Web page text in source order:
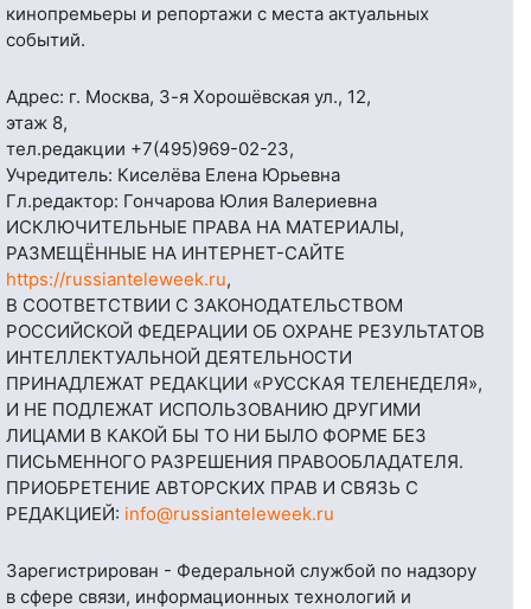
кинопремьеры и репортажи с места актуальных
событий.
Адрес: г. Москва, 3-я Хорошёвская ул., 12,
этаж 8,
тел.редакции +7(495)969-02-23,
Учредитель: Киселёва Елена Юрьевна
Гл.редактор: Гончарова Юлия Валериевна
ИСКЛЮЧИТЕЛЬНЫЕ ПРАВА НА МАТЕРИАЛЫ,
РАЗМЕЩЁННЫЕ НА ИНТЕРНЕТ-САЙТЕ
https://russianteleweek.ru,
В СООТВЕТСТВИИ С ЗАКОНОДАТЕЛЬСТВОМ
РОССИЙСКОЙ ФЕДЕРАЦИИ ОБ ОХРАНЕ РЕЗУЛЬТАТОВ
ИНТЕЛЛЕКТУАЛЬНОЙ ДЕЯТЕЛЬНОСТИ
ПРИНАДЛЕЖАТ РЕДАКЦИИ «РУССКАЯ ТЕЛЕНЕДЕЛЯ»,
И НЕ ПОДЛЕЖАТ ИСПОЛЬЗОВАНИЮ ДРУГИМИ
ЛИЦАМИ В КАКОЙ БЫ ТО НИ БЫЛО ФОРМЕ БЕЗ
ПИСЬМЕННОГО РАЗРЕШЕНИЯ ПРАВООБЛАДАТЕЛЯ.
ПРИОБРЕТЕНИЕ АВТОРСКИХ ПРАВ И СВЯЗЬ С
РЕДАКЦИЕЙ: info@russianteleweek.ru
Зарегистрирован - Федеральной службой по надзору
в сфере связи, информационных технологий и